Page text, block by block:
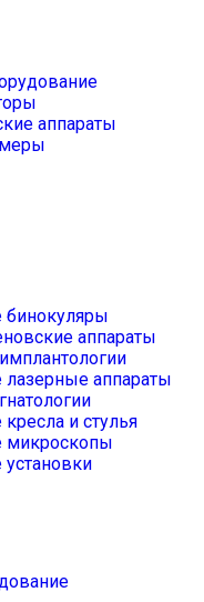
аппараты
бинокуляры
аппараты
лазерные аппараты
и стулья
микроскопы
установки